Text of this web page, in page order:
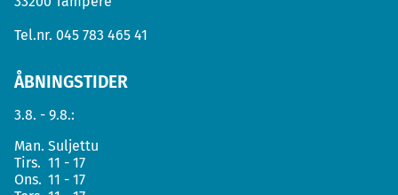
Tel.nr. 045 783 465 41
ÅBNINGSTIDER
3.8. - 9.8.:
Man. Suljettu
Tirs. 11 - 17
Ons. 11 - 17